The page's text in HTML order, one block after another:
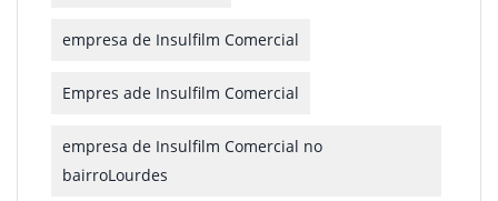
empresa de Insulfilm Comercial
Empres ade Insulfilm Comercial
empresa de Insulfilm Comercial no
bairroLourdes